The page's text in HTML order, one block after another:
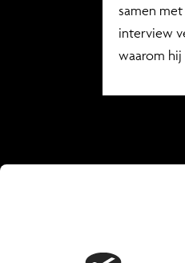
samen
interview
waarom